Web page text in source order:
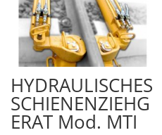
HYDRAULISCHES
SCHIENENZIEHG
ERAT Mod. MTI